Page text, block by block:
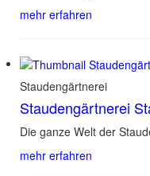
mehr erfahren
Staudengärtnerei
Staudengärtnerei
Die ganze Welt der
mehr erfahren